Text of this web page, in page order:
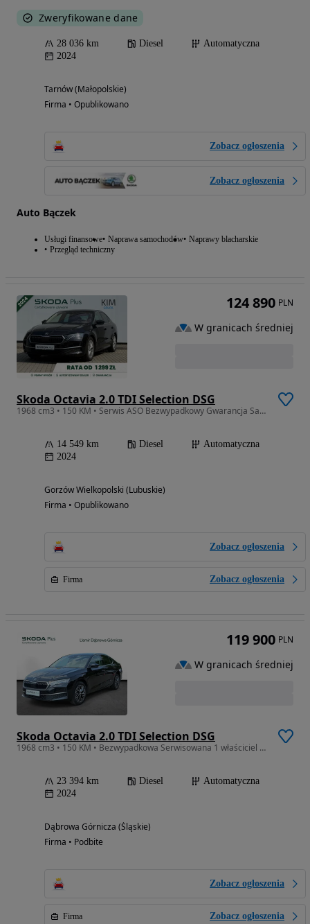
Zweryfikowane dane
28 036 km Diesel
Automatyczna
2024
Tarnów (Małopolskie)
Firma • Opublikowano
Zobacz ogłoszenia
Zobacz ogłoszenia
Auto Bączek
Usługi finansowe Naprawa samochodów Naprawy blacharskie
Przegląd techniczny
Skoda Octavia 2.0 TDI Selection DSG
1968 cm3 • 150 KM • Serwis ASO Bezwypadkowy Gwarancja Salon Polska
14 549 km Diesel
Automatyczna
2024
Gorzów Wielkopolski (Lubuskie)
Firma • Opublikowano
Zobacz ogłoszenia
Firma Zobacz ogłoszenia
124 890 PLN
W granicach średniej
Skoda Octavia 2.0 TDI Selection DSG
1968 cm3 • 150 KM • Bezwypadkowa Serwisowana 1 właściciel Wyposażona FV23% Leasing Kredyt
23 394 km Diesel
Automatyczna
2024
Dąbrowa Górnicza (Śląskie)
Firma • Podbite
Zobacz ogłoszenia
Firma Zobacz ogłoszenia
119 900 PLN
W granicach średniej